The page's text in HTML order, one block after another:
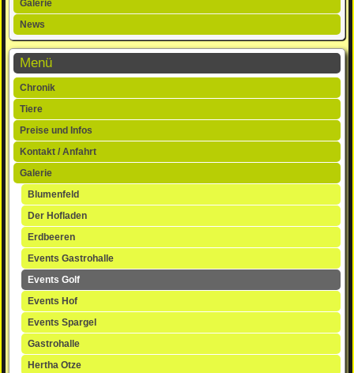
Galerie
News
Menü
Navigation
überspringen
Chronik
Tiere
Preise und Infos
Kontakt / Anfahrt
Galerie
Blumenfeld
Der Hofladen
Erdbeeren
Events Gastrohalle
Events Golf
Events Hof
Events Spargel
Gastrohalle
Hertha Otze